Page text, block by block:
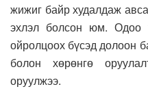
жижиг байр худалдаж
эхлэл болсон юм. Одоо
ойролцоох бүсэд долоон
болон хөрөнгө
оруулжээ.